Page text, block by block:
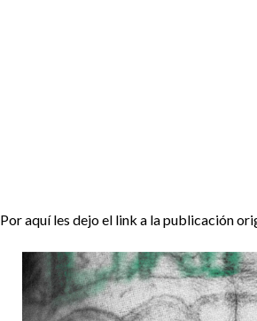
Por aquí les dejo el link a la publicación